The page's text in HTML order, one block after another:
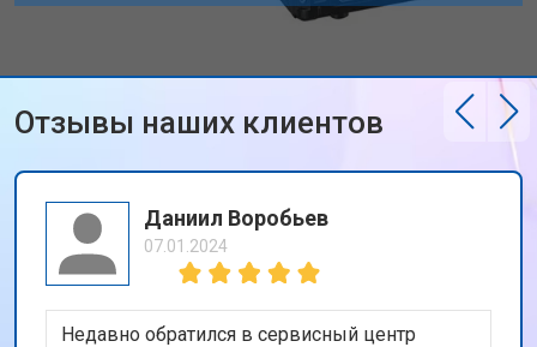
от 3500 ₽
Отзывы наших клиентов
Даниил Воробьев
07.01.2024
Недавно обратился в сервисный центр